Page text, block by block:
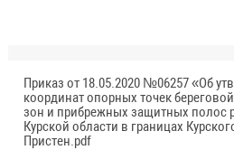
Приказ от 18.05.2020 №06257 «Об
координат опорных точек
зон и прибрежных защитных полос
Курской области в границах
Пристен.pdf